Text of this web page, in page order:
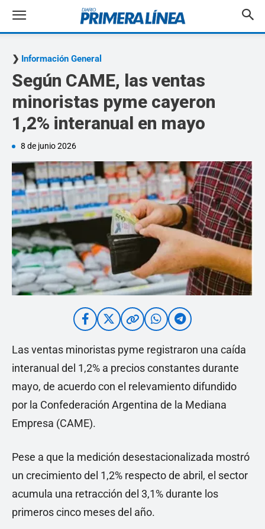
Información General
Según CAME, las ventas
minoristas pyme cayeron
1,2% interanual en mayo
8 de junio 2026
Las ventas minoristas pyme registraron una caída
interanual del 1,2% a precios constantes durante
mayo, de acuerdo con el relevamiento difundido
por la Confederación Argentina de la Mediana
Empresa (CAME).
Pese a que la medición desestacionalizada mostró
un crecimiento del 1,2% respecto de abril, el sector
acumula una retracción del 3,1% durante los
primeros cinco meses del año.